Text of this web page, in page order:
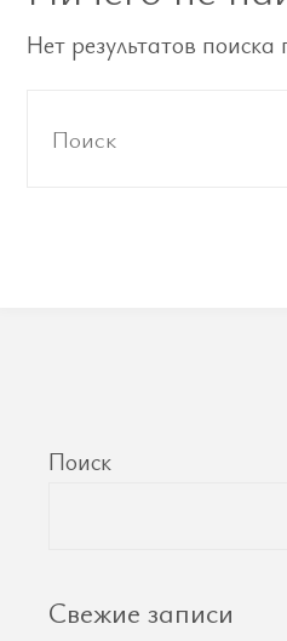
Нет результатов поиска
Поиск
Свежие записи